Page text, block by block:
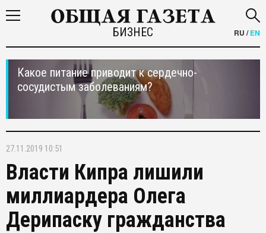
БИЗНЕС RU /EN
Какое питание приводит к сердечно-
сосудистым заболеваниям?
27.11.2019 10:51
Власти Кипра лишили
миллиардера Олега
Дерипаску гражданства